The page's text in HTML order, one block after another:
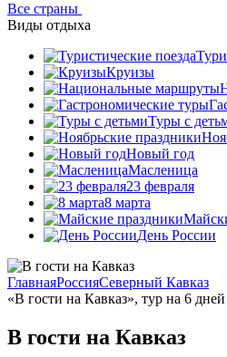
Все страны
Виды отдыха
Круизы
Туры с
Новый год
Масленица
23 февраля
8 марта
День России
ГлавнаяРоссияСеверный Кавказ
«В гости на Кавказ», тур на 6 дней
В гости на Кавказ